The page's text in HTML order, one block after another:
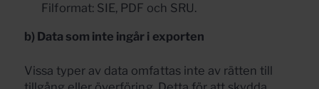
Filformat: SIE, PDF och SRU.
b) Data som inte ingår i exporten
Vissa typer av data omfattas inte av rätten till